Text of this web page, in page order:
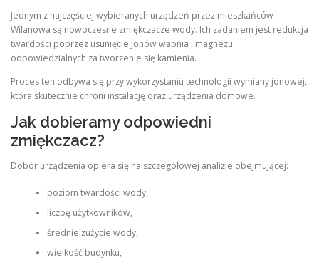
Jednym z najczęściej wybieranych urządzeń przez mieszkańców
Wilanowa są nowoczesne zmiękczacze wody. Ich zadaniem jest redukcja
twardości poprzez usunięcie jonów wapnia i magnezu
odpowiedzialnych za tworzenie się kamienia.
Proces ten odbywa się przy wykorzystaniu technologii wymiany jonowej,
która skutecznie chroni instalację oraz urządzenia domowe.
Jak dobieramy odpowiedni
zmiękczacz?
Dobór urządzenia opiera się na szczegółowej analizie obejmującej:
poziom twardości wody,
liczbę użytkowników,
średnie zużycie wody,
wielkość budynku,